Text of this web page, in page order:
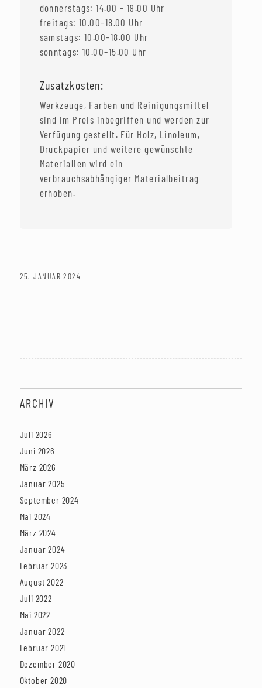
donnerstags: 14.00 – 19.00 Uhr
freitags: 10.00–18.00 Uhr
samstags: 10.00–18.00 Uhr
sonntags: 10.00–15.00 Uhr
Zusatzkosten:
Werkzeuge, Farben und Reinigungsmittel
sind im Preis inbegriffen und werden zur
Verfügung gestellt. Für Holz, Linoleum,
Druckpapier und weitere gewünschte
Materialien wird ein
verbrauchsabhängiger Materialbeitrag
erhoben.
25. JANUAR 2024
ARCHIV
Juli 2026
Juni 2026
März 2026
Januar 2025
September 2024
Mai 2024
März 2024
Januar 2024
Februar 2023
August 2022
Juli 2022
Mai 2022
Januar 2022
Februar 2021
Dezember 2020
Oktober 2020